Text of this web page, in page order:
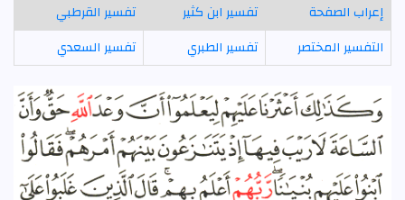
إعراب الصفحة
تفسير ابن كثير
تفسير القرطبي
التفسير المختصر
تفسير الطبري تفسير السعدي